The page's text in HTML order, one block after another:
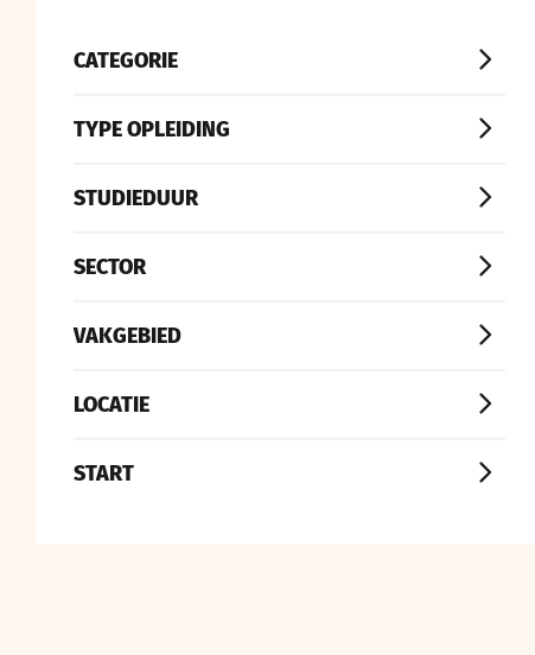
CATEGORIE
TYPE OPLEIDING
STUDIEDUUR
SECTOR
VAKGEBIED
LOCATIE
START